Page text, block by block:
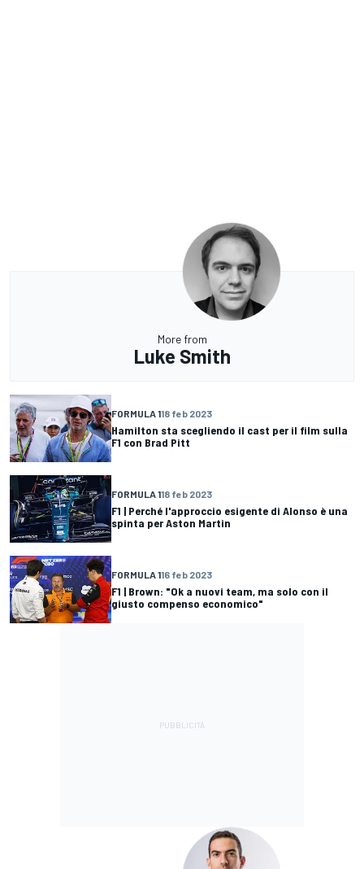
More from
Luke Smith
FORMULA 118 feb 2023
Hamilton sta scegliendo il cast per il film sulla
F1 con Brad Pitt
FORMULA 118 feb 2023
F1 | Perché l'approccio esigente di Alonso è una
spinta per Aston Martin
FORMULA 116 feb 2023
F1 | Brown: "Ok a nuovi team, ma solo con il
giusto compenso economico"